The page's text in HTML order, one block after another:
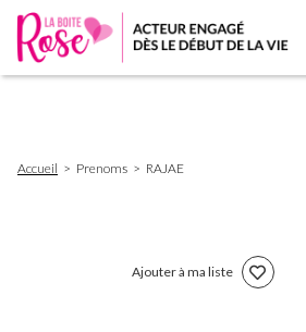
d'Ariane
Accueil Prenoms RAJAE
Ajouter à ma liste